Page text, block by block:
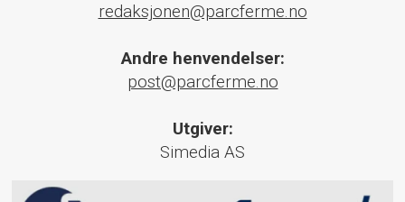
redaksjonen@parcferme.no
Andre henvendelser:
post@parcferme.no
Utgiver:
Simedia AS